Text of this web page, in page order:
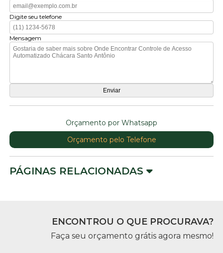
Digite seu telefone
Mensagem
Orçamento por Whatsapp
Orçamento pelo Telefone
PÁGINAS RELACIONADAS
ENCONTROU O QUE PROCURAVA?
Faça seu orçamento grátis agora mesmo!